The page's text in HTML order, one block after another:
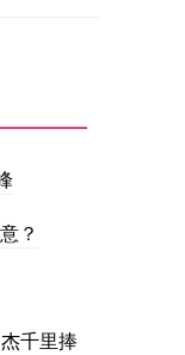
？
千里捧